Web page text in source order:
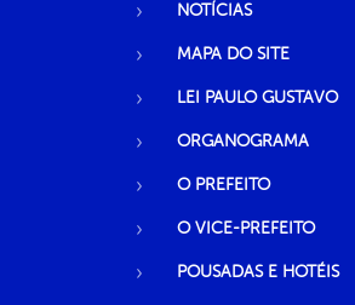
NOTÍCIAS
MAPA DO SITE
LEI PAULO GUSTAVO
ORGANOGRAMA
O PREFEITO
O VICE-PREFEITO
POUSADAS E HOTÉIS